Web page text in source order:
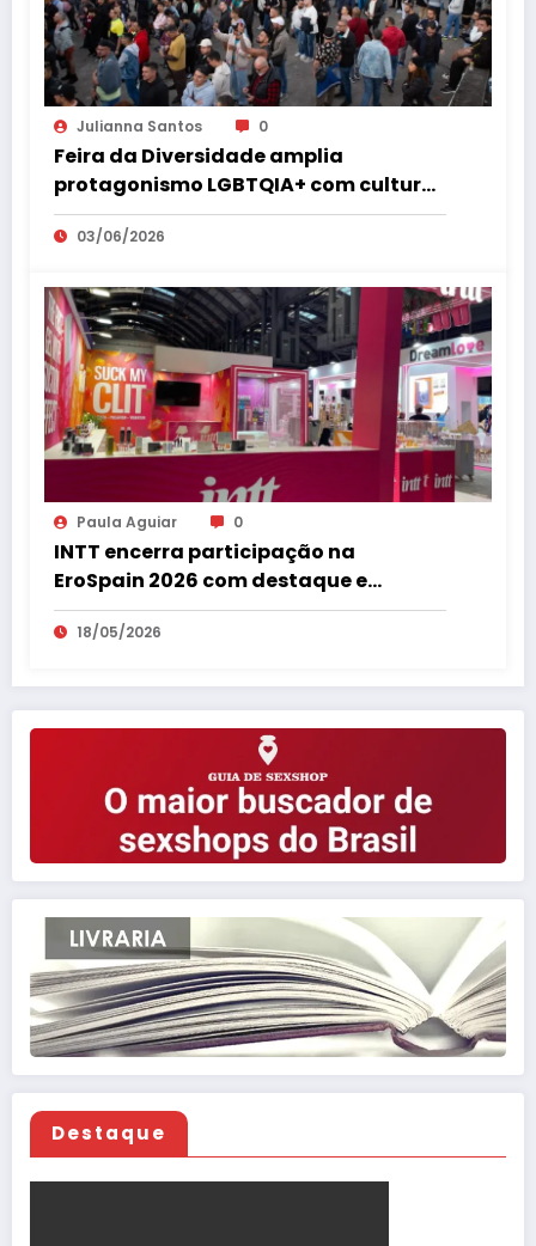
Julianna Santos 0
Feira da Diversidade amplia
protagonismo LGBTQIA+ com cultura,
empreendedorismo, cidadania e
espaço 18+ no coração de São Paulo
03/06/2026
Paula Aguiar 0
INTT encerra participação na
EroSpain 2026 com destaque e
repercussão internacional
18/05/2026
Destaque